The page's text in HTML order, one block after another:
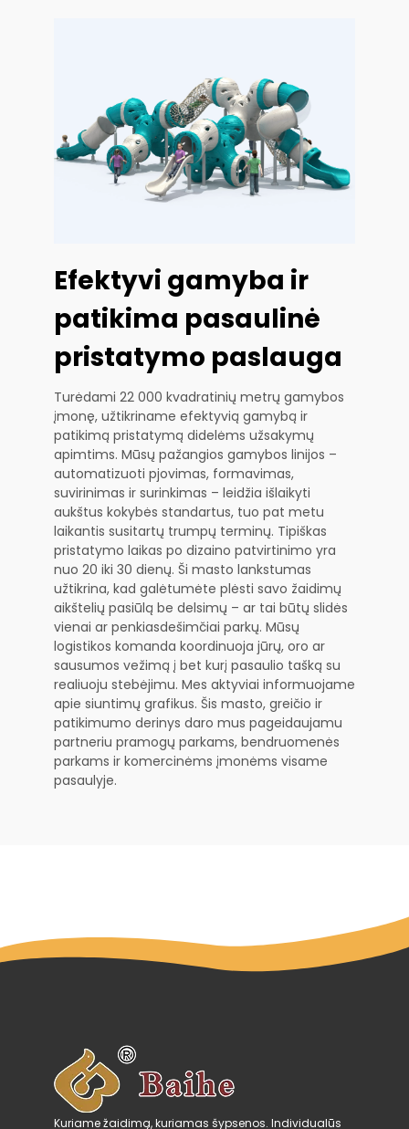
Efektyvi gamyba ir
patikima pasaulinė
pristatymo paslauga
Turėdami 22 000 kvadratinių metrų gamybos
įmonę, užtikriname efektyvią gamybą ir
patikimą pristatymą didelėms užsakymų
apimtims. Mūsų pažangios gamybos linijos –
automatizuoti pjovimas, formavimas,
suvirinimas ir surinkimas – leidžia išlaikyti
aukštus kokybės standartus, tuo pat metu
laikantis susitartų trumpų terminų. Tipiškas
pristatymo laikas po dizaino patvirtinimo yra
nuo 20 iki 30 dienų. Ši masto lankstumas
užtikrina, kad galėtumėte plėsti savo žaidimų
aikštelių pasiūlą be delsimų – ar tai būtų slidės
vienai ar penkiasdešimčiai parkų. Mūsų
logistikos komanda koordinuoja jūrų, oro ar
sausumos vežimą į bet kurį pasaulio tašką su
realiuoju stebėjimu. Mes aktyviai informuojame
apie siuntimų grafikus. Šis masto, greičio ir
patikimumo derinys daro mus pageidaujamu
partneriu pramogų parkams, bendruomenės
parkams ir komercinėms įmonėms visame
pasaulyje.
Kuriame žaidimą, kuriamas šypsenos. Individualūs